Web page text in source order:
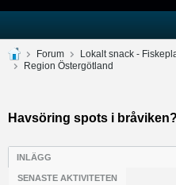
Forum
Lokalt snack -
Region Östergötland
Havsöring spots i bråviken?
INLÄGG
SENASTE AKTIVITETEN